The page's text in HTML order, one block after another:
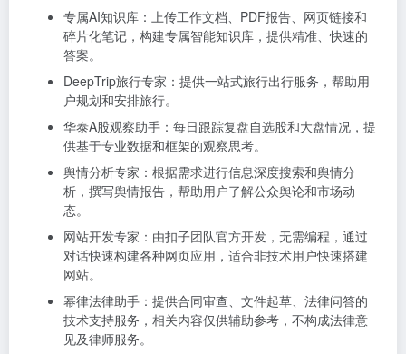
专属AI知识库：上传工作文档、PDF报告、网页链接和
碎片化笔记，构建专属智能知识库，提供精准、快速的
答案。
DeepTrip旅行专家：提供一站式旅行出行服务，帮助用
户规划和安排旅行。
华泰A股观察助手：每日跟踪复盘自选股和大盘情况，提
供基于专业数据和框架的观察思考。
舆情分析专家：根据需求进行信息深度搜索和舆情分
析，撰写舆情报告，帮助用户了解公众舆论和市场动
态。
网站开发专家：由扣子团队官方开发，无需编程，通过
对话快速构建各种网页应用，适合非技术用户快速搭建
网站。
幂律法律助手：提供合同审查、文件起草、法律问答的
技术支持服务，相关内容仅供辅助参考，不构成法律意
见及律师服务。